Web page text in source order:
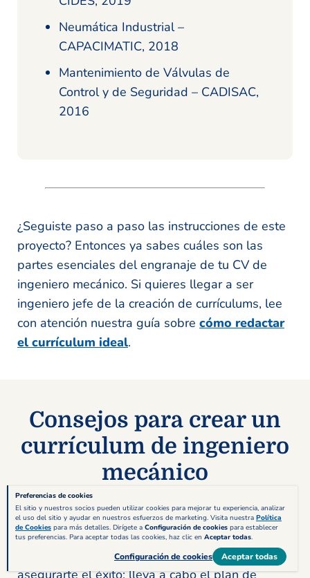
Neumática Industrial –
CAPACIMATIC, 2018
Mantenimiento de Válvulas de
Control y de Seguridad – CADISAC,
2016
¿Seguiste paso a paso las instrucciones de este
proyecto? Entonces ya sabes cuáles son las
partes esenciales del engranaje de tu CV de
ingeniero mecánico. Si quieres llegar a ser
ingeniero jefe de la creación de currículums, lee
con atención nuestra guía sobre cómo redactar
el currículum ideal.
Consejos para crear un
currículum de ingeniero
mecánico
Que tu mecanismo cuente con todas las piezas
no significa que vaya a funcionar a la perfección,
sino que hace falta un testeo completo para
Preferencias de cookies
El sitio y nuestros socios pueden utilizar cookies para mejorar tu experiencia, analizar
el uso del sitio y ayudar en nuestros esfuerzos de marketing. Visita nuestra Política
de Cookies para más detalles. Dirígete a Configuración de cookies para establecer
tus preferencias. Para aceptar todas las cookies, haz clic en Aceptar todas.
Configuración de cookies Aceptar todas